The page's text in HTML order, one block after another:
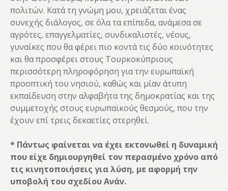
πολιτών. Κατά τη γνώμη μου, χρειάζεται ένας
συνεχής διάλογος, σε όλα τα επίπεδα, ανάμεσα σε
αγρότες, επαγγελματίες, συνδικαλιστές, νέους,
γυναίκες που θα φέρει πιο κοντά τις δύο κοινότητες
και θα προσφέρει στους Τουρκοκύπριους
περισσότερη πληροφόρηση για την ευρωπαϊκή
προοπτική του νησιού, καθώς και μίαν άτυπη
εκπαίδευση στην αλφαβήτα της δημοκρατίας και της
συμμετοχής στους ευρωπαϊκούς θεσμούς, που την
έχουν επί τρεις δεκαετίες στερηθεί.
* Πάντως φαίνεται να έχει εκτονωθεί η δυναμική
που είχε δημιουργηθεί τον περασμένο χρόνο από
τις κινητοποιήσεις για λύση, με αφορμή την
υποβολή του σχεδίου Ανάν.